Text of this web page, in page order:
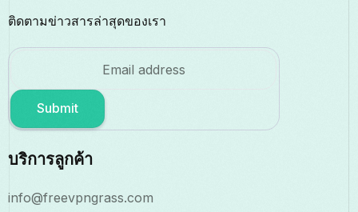
ติดตามข่าวสารล่าสุดของเรา
Submit
บริการลูกค้า
info@freevpngrass.com